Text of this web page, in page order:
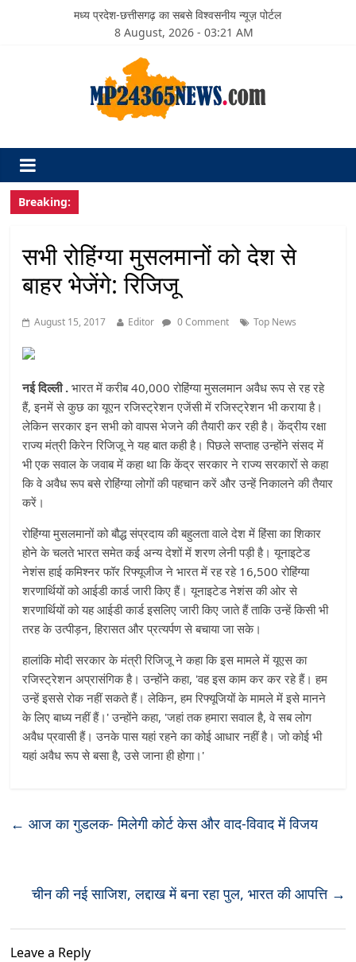
मध्य प्रदेश-छत्तीसगढ़ का सबसे विश्वसनीय न्यूज़ पोर्टल
8 August, 2026 - 03:21 AM
Breaking:
सभी रोहिंग्या मुसलमानों को देश से
बाहर भेजेंगे: रिजिजू
August 15, 2017 Editor 0 Comment Top News
नई दिल्ली . भारत में करीब 40,000 रोहिंग्या मुसलमान अवैध रूप से रह रहे
हैं, इनमें से कुछ का यूएन रजिस्ट्रेशन एजेंसी में रजिस्ट्रेशन भी कराया है।
लेकिन सरकार इन सभी को वापस भेजने की तैयारी कर रही है। केंद्रीय रक्षा
राज्य मंत्री किरेन रिजिजू ने यह बात कही है। पिछले सप्ताह उन्होंने संसद में
भी एक सवाल के जवाब में कहा था कि केंद्र सरकार ने राज्य सरकारों से कहा
कि वे अवैध रूप बसे रोहिंग्या लोगों की पहचान करें और उन्हें निकालने की तैयार
करें।
रोहिंग्या मुसलमानों को बौद्ध संप्रदाय की बहुलता वाले देश में हिंसा का शिकार
होने के चलते भारत समेत कई अन्य देशों में शरण लेनी पड़ी है। यूनाइटेड
नेशंस हाई कमिश्नर फॉर रिफ्यूजीज ने भारत में रह रहे 16,500 रोहिंग्या
शरणार्थियों को आईडी कार्ड जारी किए हैं। यूनाइटेड नेशंस की ओर से
शरणार्थियों को यह आईडी कार्ड इसलिए जारी किए जाते हैं ताकि उन्हें किसी भी
तरह के उत्पीड़न, हिरासत और प्रत्यर्पण से बचाया जा सके।
हालांकि मोदी सरकार के मंत्री रिजिजू ने कहा कि इस मामले में यूएस का
रजिस्ट्रेशन अप्रासंगिक है। उन्होंने कहा, 'वह इस काम कर कर रहे हैं। हम
उन्हें इससे रोक नहीं सकते हैं। लेकिन, हम रिफ्यूजियों के मामले में इसे मानने
के लिए बाध्य नहीं हैं।' उन्होंने कहा, 'जहां तक हमारा सवाल है, वे सब लोग
अवैध प्रवासी हैं। उनके पास यहां रहने का कोई आधार नहीं है। जो कोई भी
यहां अवैध रूप से बसा है, उसे जाना ही होगा।'
← आज का गुडलक- मिलेगी कोर्ट केस और वाद-विवाद में विजय
चीन की नई साजिश, लद्दाख में बना रहा पुल, भारत की आपत्ति →
Leave a Reply